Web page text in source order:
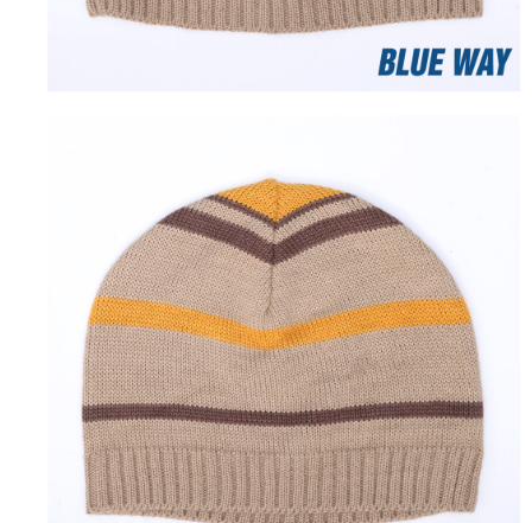
【注意事項】
易，需依本服務之必要範圍內提供個人資料，並將交易相關給付款項請求債
４．使用「AFTEE先享後付」時，將依據個別帳號之用戶狀況，依本公司即
時審查核予不同之上限額度；若仍有額度不足之情形，本公司將視審查結果
請求用戶進行身份認證。
５．嚴禁一人註冊多個帳號或使用他人資訊註冊。若發現惡意使用之情形，
恩沛科技股份有限公司將有權停止該用戶之使用額度並採取法律行動。
7-11取貨付款
每筆NT$100，滿NT$3,000(含以上)免運費